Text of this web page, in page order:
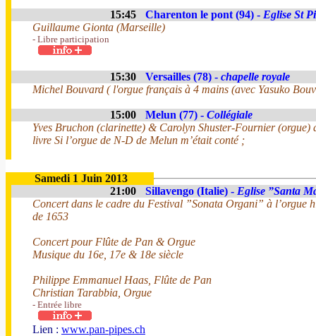
15:45 Charenton le pont (94) - Eglise St
Guillaume Gionta (Marseille)
- Libre participation
15:30 Versailles (78) - chapelle royale
Michel Bouvard ( l'orgue français à 4 mains (avec Yasuko
15:00 Melun (77) - Collégiale
Yves Bruchon (clarinette) & Carolyn Shuster-Fournier (orgue)
livre Si l’orgue de N-D de Melun m’était conté ;
Samedi 1 Juin 2013
21:00
Sillavengo (Italie) - Eglise ”Santa
Concert dans le cadre du Festival ”Sonata Organi” à l’orgue
de 1653
Concert pour Flûte de Pan & Orgue
Musique du 16e, 17e & 18e siècle
Philippe Emmanuel Haas, Flûte de Pan
Christian Tarabbia, Orgue
- Entrée libre
Lien : www.pan-pipes.ch